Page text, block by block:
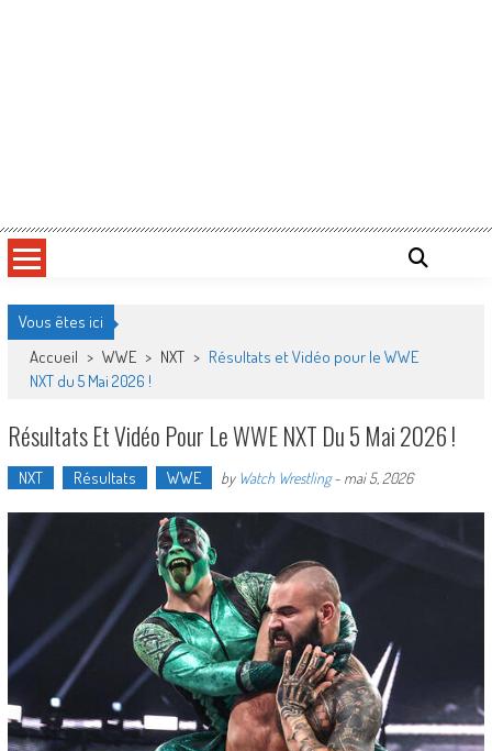
Vous êtes ici
Accueil > WWE > NXT > Résultats et Vidéo pour le WWE
NXT du 5 Mai 2026 !
Résultats Et Vidéo Pour Le WWE NXT Du 5 Mai 2026 !
NXT Résultats WWE by Watch Wrestling- mai 5, 2026